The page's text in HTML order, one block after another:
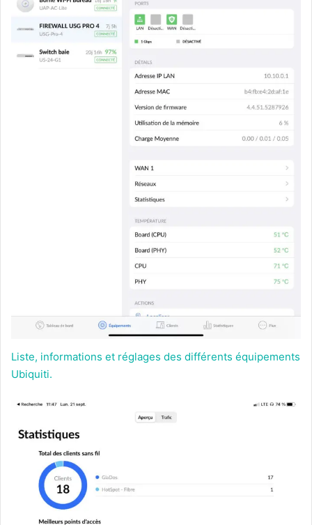
Liste, informations et réglages des différents équipements
Ubiquiti.